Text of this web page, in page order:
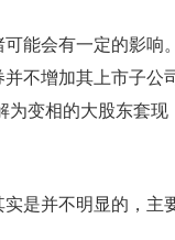
能会有一定的影响
不增加其上市子公
变相的大股东套
是并不明显的，主